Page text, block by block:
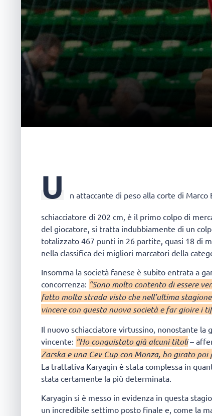
U n attaccante di peso alla corte di Marco
schiacciatore di 202 cm, è il primo colpo di
del giocatore, si tratta indubbiamente di un
totalizzato 467 punti in 26 partite, quasi 18 di
nella classifica dei migliori marcatori della
Insomma la società fanese è subito entrata a
concorrenza: “Sono molto contento di essere
fatto molta strada visto che nell’ultima
vincere con questa nuova società e far gioire i
Il nuovo schiacciatore virtussino, nonostante
vincente: “Ho conquistato già alcuni titoli–
Zarska e una Cev Cup con Monza, ho girato
La trattativa Karyagin è stata complessa in
stata certamente la più determinata.
Karyagin si è messo in evidenza in questa
un incredibile settimo posto finale e, come la